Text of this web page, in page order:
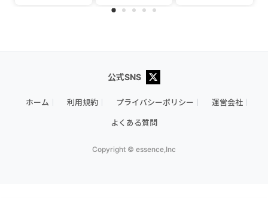
公式SNS
ホーム 利用規約 プライバシーポリシー 運営会社
よくある質問
Copyright © essence,Inc